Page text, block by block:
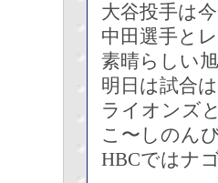
大谷投手は
中田選手と
素晴らしい
明日は試合
ライオンズ
こ〜しのん
HBCではナ